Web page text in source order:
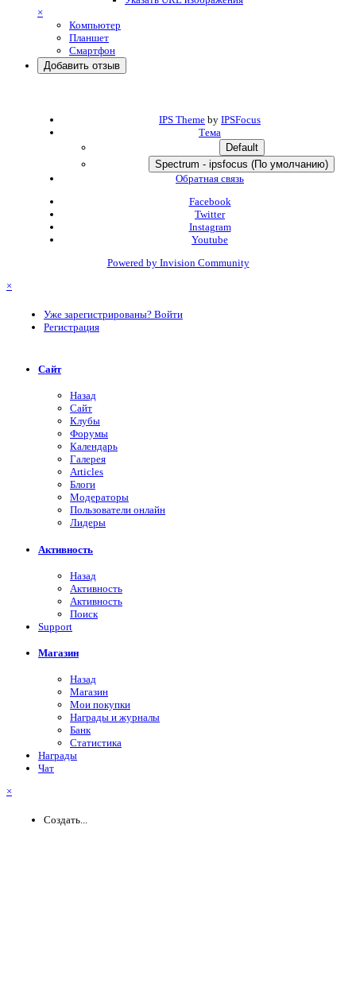
×
Компьютер
Планшет
Смартфон
Добавить отзыв
IPS Theme by IPSFocus
Тема
Default
Spectrum - ipsfocus (По умолчанию)
Обратная связь
Facebook
Twitter
Instagram
Youtube
Powered by Invision Community
×
Уже зарегистрированы? Войти
Регистрация
Сайт
Назад
Сайт
Клубы
Форумы
Календарь
Галерея
Articles
Блоги
Модераторы
Пользователи онлайн
Лидеры
Активность
Назад
Активность
Активность
Поиск
Support
Магазин
Назад
Магазин
Мои покупки
Награды и журналы
Банк
Статистика
Награды
Чат
×
Создать...